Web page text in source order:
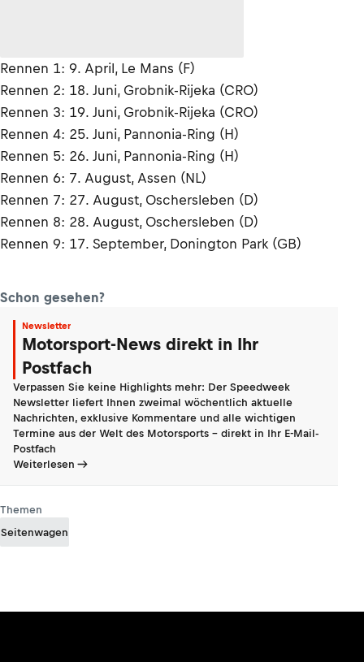
Rennen 1: 9. April, Le Mans (F)
Rennen 2: 18. Juni, Grobnik-Rijeka (CRO)
Rennen 3: 19. Juni, Grobnik-Rijeka (CRO)
Rennen 4: 25. Juni, Pannonia-Ring (H)
Rennen 5: 26. Juni, Pannonia-Ring (H)
Rennen 6: 7. August, Assen (NL)
Rennen 7: 27. August, Oschersleben (D)
Rennen 8: 28. August, Oschersleben (D)
Rennen 9: 17. September, Donington Park (GB)
Schon gesehen?
Newsletter
Motorsport-News direkt in Ihr
Postfach
Verpassen Sie keine Highlights mehr: Der Speedweek
Newsletter liefert Ihnen zweimal wöchentlich aktuelle
Nachrichten, exklusive Kommentare und alle wichtigen
Termine aus der Welt des Motorsports - direkt in Ihr E-Mail-
Postfach
Weiterlesen
Themen
Seitenwagen